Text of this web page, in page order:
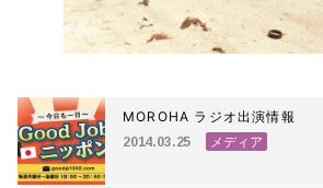
MOROHA ラジオ出演情報
2014.03.25 メディア